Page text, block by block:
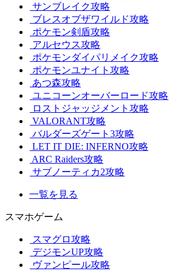
サンブレイク攻略
ブレスオブザワイルド攻略
ポケモン剣盾攻略
アルセウス攻略
ポケモンダイパリメイク攻略
ポケモンユナイト攻略
あつ森攻略
ユニコーンオーバーロード攻略
ロストジャッジメント攻略
VALORANT攻略
バルダーズゲート3攻略
LET IT DIE: INFERNO攻略
ARC Raiders攻略
サブノーティカ2攻略
一覧を見る
スマホゲーム
スマグロ攻略
デジモンUP攻略
ヴァンピール攻略